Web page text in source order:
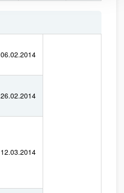
06.02.2014
26.02.2014
12.03.2014